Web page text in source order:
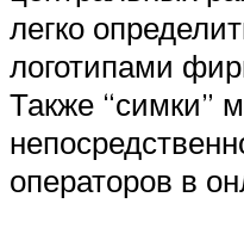
легко
логотипами
Также “симки”
операторов в